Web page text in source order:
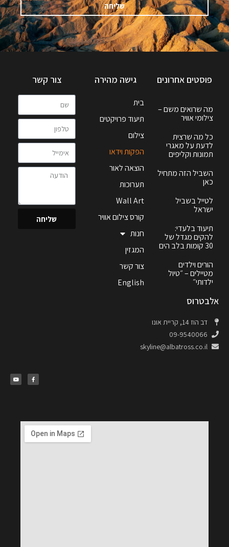
שליחה
פוסטים אחרונים
מה שרואים משם –
צילומי אוויר
כל מה שרצית
לדעת על מאגרי
תמונות וקליפים
השביל הזה מתחיל
כאן
לטייל בשביל
ישראל
תיעוד בלעדי:
להקים מגדל של
30 קומות בלב הים
הורים וילדים
מטיילים – ״טיול
ילדותי״
גישה מהירה
בית
תיעוד פרויקטים
צילום
הפקות וידאו
הוצאה לאור
תערוכות
Wall Art
קורס צילום אוויר
חנות
המגזין
צור קשר
English
צור קשר
שליחה
אלבטרוס
דב הוז 14, קריית אונו
09-9540066
skyline@albatross.co.il